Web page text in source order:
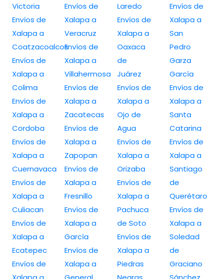
Victoria
Envíos de
Xalapa a
Coatzacoalcos
Envíos de
Xalapa a
Colima
Envíos de
Xalapa a
Cordoba
Envíos de
Xalapa a
Cuernavaca
Envíos de
Xalapa a
Culiacan
Envíos de
Xalapa a
Ecatepec
Envíos de
Envíos de
Xalapa a
Veracruz
Envíos de
Xalapa a
Villahermosa
Envíos de
Xalapa a
Zacatecas
Envíos de
Xalapa a
Zapopan
Envíos de
Xalapa a
Fresnillo
Envíos de
Xalapa a
García
Envíos de
Xalapa a
Laredo
Envíos de
Xalapa a
Oaxaca
de
Juárez
Envíos de
Xalapa a
Ojo de
Agua
Envíos de
Xalapa a
Orizaba
Envíos de
Xalapa a
Pachuca
de Soto
Envíos de
Xalapa a
Piedras
Envíos de
Xalapa a
San
Pedro
Garza
García
Envíos de
Xalapa a
Santa
Catarina
Envíos de
Xalapa a
Santiago
de
Querétaro
Envíos de
Xalapa a
Soledad
de
Graciano